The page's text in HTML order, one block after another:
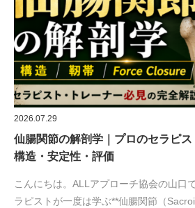
2026.07.29
仙腸関節の解剖学｜プロのセラピ
構造・安定性・評価
こんにちは。ALLアプローチ協会の山口
ラピストが一度は学ぶ**仙腸関節（